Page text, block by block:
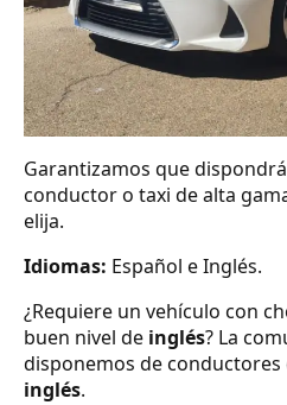
Garantizamos que
conductor o taxi de alta
elija.
Idiomas: Español e Inglés.
¿Requiere un vehículo con
buen nivel de inglés? La
disponemos de conductores
inglés.